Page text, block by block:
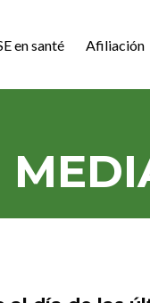
en santé Afiliación